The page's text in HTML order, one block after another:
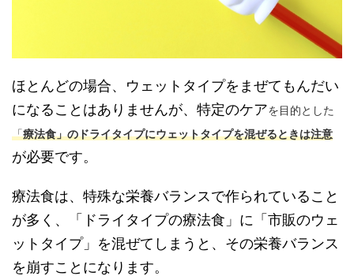
ほとんどの場合、ウェットタイプをまぜてもんだい
になることはありませんが、特定のケアを目的とした
「療法食」のドライタイプにウェットタイプを混ぜるときは注意
が必要です。
療法食は、特殊な栄養バランスで作られていること
が多く、「ドライタイプの療法食」に「市販のウェ
ットタイプ」を混ぜてしまうと、その栄養バランス
を崩すことになります。